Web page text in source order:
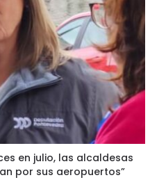
en julio, las alcaldesas
por sus aeropuertos”